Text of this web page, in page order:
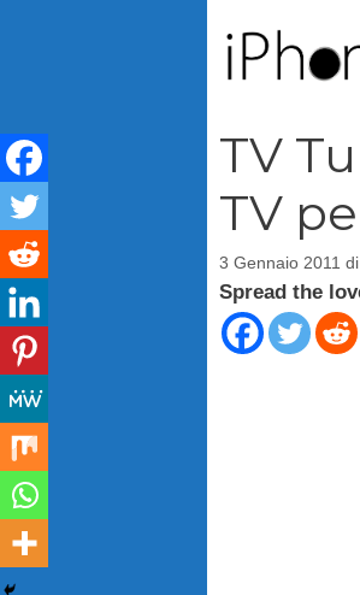
TV
TV
3 Gennaio 2011 di
Spread the